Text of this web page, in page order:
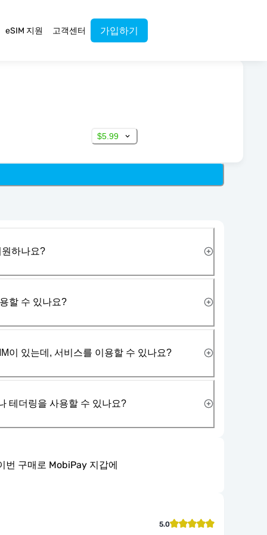
eSIM 지원 고객센터 가입하기
$5.99
하나요?
할 수 있나요?
이 있는데, 서비스를 이용할 수 있나요?
테더링을 사용할 수 있나요?
번 구매로 MobiPay 지갑에
5.0